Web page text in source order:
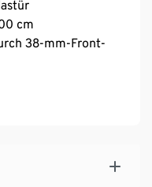
cm
38-mm-Front-
System ohne
Breite von 57 cm
aus hochwertiger